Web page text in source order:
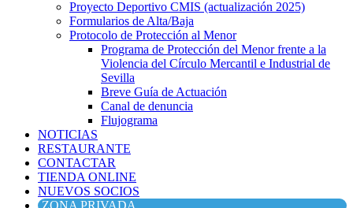
Proyecto Deportivo CMIS (actualización 2025)
Formularios de Alta/Baja
Protocolo de Protección al Menor
Programa de Protección del Menor frente a la
Violencia del Círculo Mercantil e Industrial de
Sevilla
Breve Guía de Actuación
Canal de denuncia
Flujograma
NOTICIAS
RESTAURANTE
CONTACTAR
TIENDA ONLINE
NUEVOS SOCIOS